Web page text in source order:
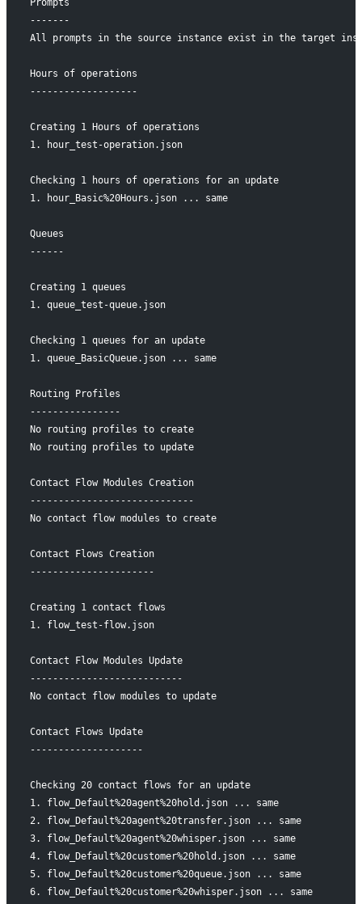
Prompts
-------
All prompts in the source instance exist in the target
Hours of operations
-------------------
Creating 1 Hours of operations
1. hour_test-operation.json
Checking 1 hours of operations for an update
1. hour_Basic%20Hours.json ... same
Queues
------
Creating 1 queues
1. queue_test-queue.json
Checking 1 queues for an update
1. queue_BasicQueue.json ... same
Routing Profiles
----------------
No routing profiles to create
No routing profiles to update
Contact Flow Modules Creation
-----------------------------
No contact flow modules to create
Contact Flows Creation
----------------------
Creating 1 contact flows
1. flow_test-flow.json
Contact Flow Modules Update
---------------------------
No contact flow modules to update
Contact Flows Update
--------------------
Checking 20 contact flows for an update
1. flow_Default%20agent%20hold.json ... same
2. flow_Default%20agent%20transfer.json ... same
3. flow_Default%20agent%20whisper.json ... same
4. flow_Default%20customer%20hold.json ... same
5. flow_Default%20customer%20queue.json ... same
6. flow_Default%20customer%20whisper.json ... same